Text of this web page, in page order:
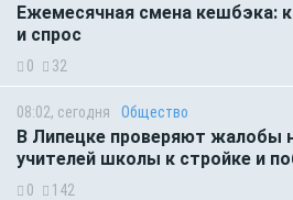
Ежемесячная смена кешбэка:
и спрос
0 32
08:02, сегодня Общество
В Липецке проверяют жалобы
учителей школы к стройке и
0 142